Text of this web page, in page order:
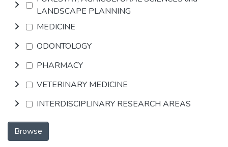
LANDSCAPE PLANNING
MEDICINE
ODONTOLOGY
PHARMACY
VETERINARY MEDICINE
INTERDISCIPLINARY RESEARCH AREAS
Browse